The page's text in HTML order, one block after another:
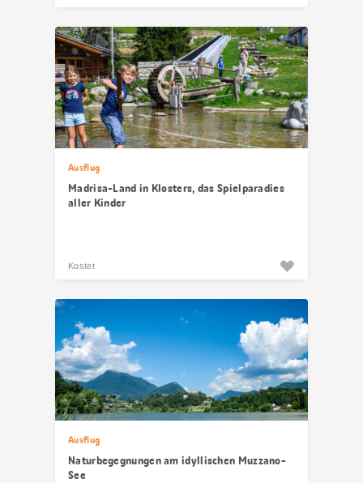
Ausflug
Madrisa-Land in Klosters, das Spielparadies
aller Kinder
Kostet
Ausflug
Naturbegegnungen am idyllischen Muzzano-
See